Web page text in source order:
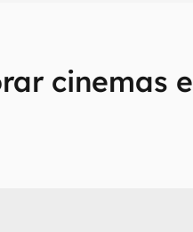
cinemas e
em primeira